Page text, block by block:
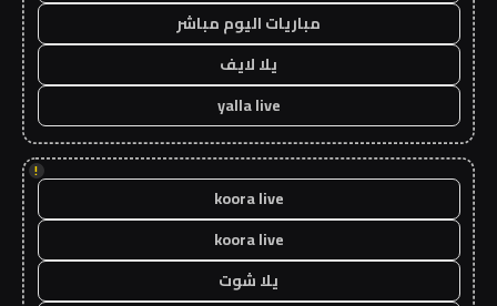
مباريات اليوم مباشر
يلا لايف
yalla live
!
koora live
koora live
يلا شوت